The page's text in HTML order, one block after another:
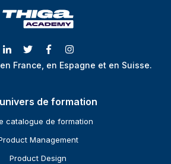
France, en Espagne et en Suisse.
de formation
catalogue de formation
Management
Product Design